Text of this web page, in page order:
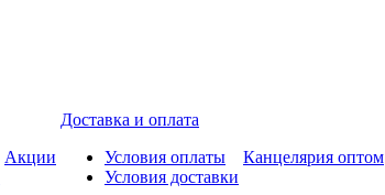
Акции
Доставка и оплата
Условия оплаты
Условия доставки
Канцелярия оптом